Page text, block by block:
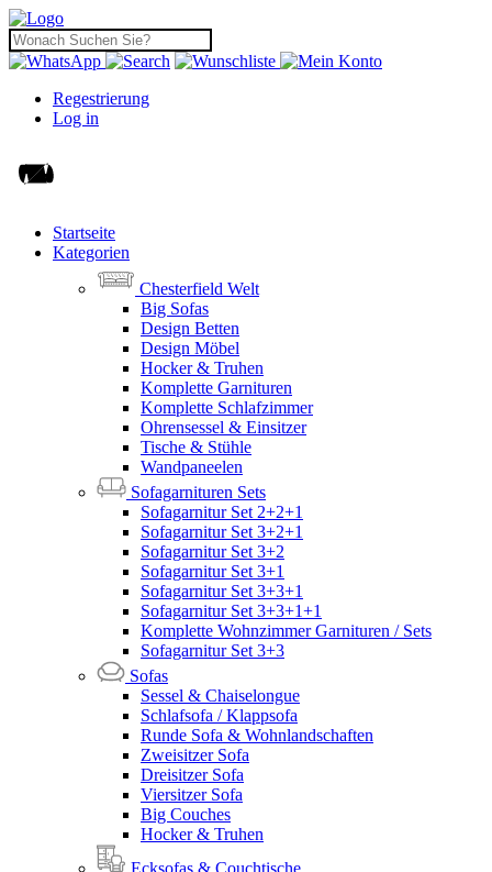
Regestrierung
Log in
Startseite
Kategorien
Chesterfield Welt
Big Sofas
Design Betten
Design Möbel
Hocker & Truhen
Komplette Garnituren
Komplette Schlafzimmer
Ohrensessel & Einsitzer
Tische & Stühle
Wandpaneelen
Sofagarnituren Sets
Sofagarnitur Set 2+2+1
Sofagarnitur Set 3+2+1
Sofagarnitur Set 3+2
Sofagarnitur Set 3+1
Sofagarnitur Set 3+3+1
Sofagarnitur Set 3+3+1+1
Komplette Wohnzimmer Garnituren / Sets
Sofagarnitur Set 3+3
Sofas
Sessel & Chaiselongue
Schlafsofa / Klappsofa
Runde Sofa & Wohnlandschaften
Zweisitzer Sofa
Dreisitzer Sofa
Viersitzer Sofa
Big Couches
Hocker & Truhen
Ecksofas & Couchtische